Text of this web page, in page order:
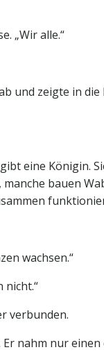
„Wir alle.“
und zeigte in
eine Königin.
bauen
wachsen.“
nicht.“
verbunden.
nahm nur